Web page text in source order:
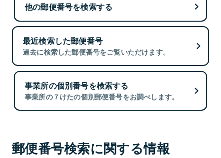
他の郵便番号を検索する
最近検索した郵便番号
過去に検索した郵便番号をご覧いただけます。
事業所の個別番号を検索する
事業所の７けたの個別郵便番号をお調べします。
郵便番号検索に関する情報